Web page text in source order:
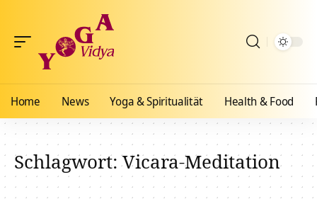
Home News Yoga & Spiritualität Health & Food
Schlagwort:Vicara-Meditation